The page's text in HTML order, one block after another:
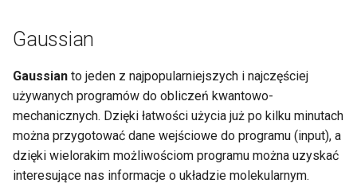
Gaussian
Gaussian to jeden z najpopularniejszych i najczęściej
używanych programów do obliczeń kwantowo-
mechanicznych. Dzięki łatwości użycia już po kilku minutach
można przygotować dane wejściowe do programu (input), a
dzięki wielorakim możliwościom programu można uzyskać
interesujące nas informacje o układzie molekularnym.